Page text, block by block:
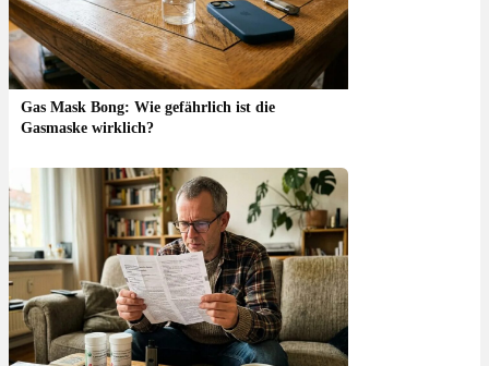
Gas Mask Bong: Wie gefährlich ist die
Gasmaske wirklich?